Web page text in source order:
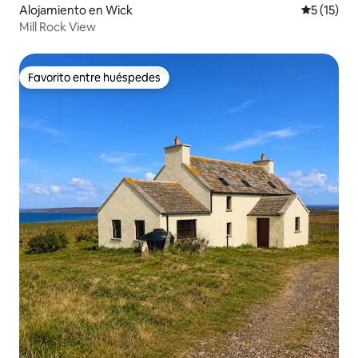
Alojamiento en Wick
5 (15)
Mill Rock View
Favorito entre huéspedes
Favorito entre huéspedes